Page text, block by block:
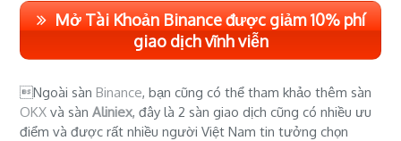
Mở Tài Khoản Binance được giảm 10% phí
giao dịch vĩnh viễn
Ngoài sànBinance, bạn cũng có thể tham khảo thêm sàn
OKX và sànAliniex, đây là 2 sàn giao dịch cũng có nhiều ưu
điểm và được rất nhiều người Việt Nam tin tưởng chọn